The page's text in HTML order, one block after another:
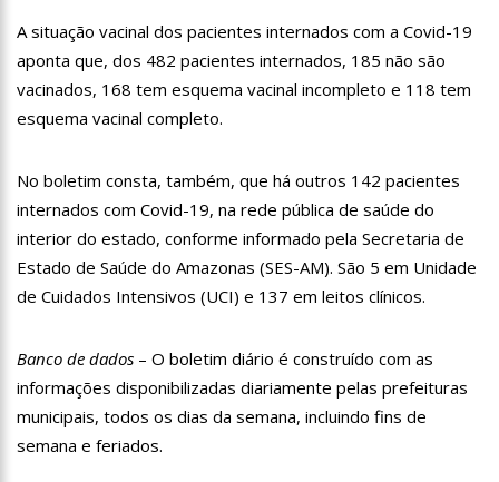
13:52 Jovem sofre queimaduras de 1º grau no rosto após celular
explodir
13:35 Mulher morre atropelada a caminho do trabalho em Manaus
12:57 Agenor Tupinambá tem primeiro encontro com namorado
após um ano de relacionamento a distância
13:03 Prefeitura de Manaus realiza 1ª Feira Folclórica no Centro
Cultural Povos da Amazônia
12:56
OMS declara fim da emergência em saúde por mpox
Marisa
11:19 Secretaria de Fazenda alerta para golpes com pagamento
falso de IPVA por Pix
10:58 Idosa comemora 107 anos com festa temática da Barbie e
A situação vacinal dos pacientes internados com a Covid-19
aponta que, dos 482 pacientes internados, 185 não são
vacinados, 168 tem esquema vacinal incompleto e 118 tem
esquema vacinal completo.
No boletim consta, também, que há outros 142 pacientes
internados com Covid-19, na rede pública de saúde do
interior do estado, conforme informado pela Secretaria de
Estado de Saúde do Amazonas (SES-AM). São 5 em Unidade
de Cuidados Intensivos (UCI) e 137 em leitos clínicos.
Banco de dados – O boletim diário é construído com as
informações disponibilizadas diariamente pelas prefeituras
municipais, todos os dias da semana, incluindo fins de
semana e feriados.